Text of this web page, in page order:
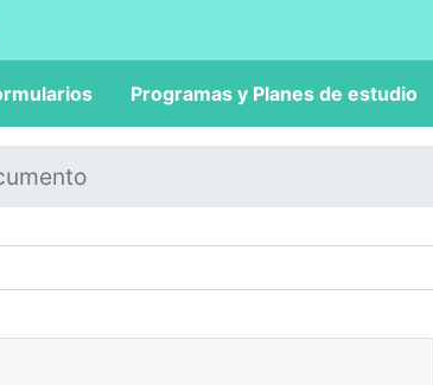
Programas y Planes de estudio